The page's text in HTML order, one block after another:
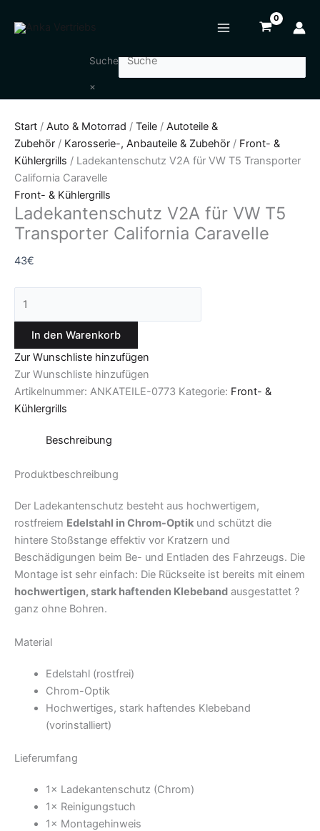
Inhalt
Suche
×
Start / Auto & Motorrad / Teile / Autoteile &
Zubehör / Karosserie-, Anbauteile & Zubehör / Front- &
Kühlergrills / Ladekantenschutz V2A für VW T5 Transporter
California Caravelle
Front- & Kühlergrills
Ladekantenschutz V2A für VW T5
Transporter California Caravelle
43€
V2A
Caravelle
Menge
In den Warenkorb
Zur Wunschliste hinzufügen
Zur Wunschliste hinzufügen
Artikelnummer: ANKATEILE-0773 Kategorie: Front- &
Kühlergrills
Beschreibung
Produktbeschreibung
Der Ladekantenschutz besteht aus hochwertigem,
rostfreiem Edelstahl in Chrom-Optik und schützt die
hintere Stoßstange effektiv vor Kratzern und
Beschädigungen beim Be- und Entladen des Fahrzeugs. Die
Montage ist sehr einfach: Die Rückseite ist bereits mit einem
hochwertigen, stark haftenden Klebeband ausgestattet ?
ganz ohne Bohren.
Material
Edelstahl (rostfrei)
Chrom-Optik
Hochwertiges, stark haftendes Klebeband
(vorinstalliert)
Lieferumfang
1× Ladekantenschutz (Chrom)
1× Reinigungstuch
1× Montagehinweis